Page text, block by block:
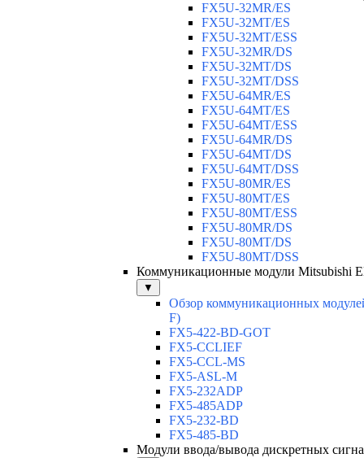
FX5U-32MR/ES
FX5U-32MT/ES
FX5U-32MT/ESS
FX5U-32MR/DS
FX5U-32MT/DS
FX5U-32MT/DSS
FX5U-64MR/ES
FX5U-64MT/ES
FX5U-64MT/ESS
FX5U-64MR/DS
FX5U-64MT/DS
FX5U-64MT/DSS
FX5U-80MR/ES
FX5U-80MT/ES
FX5U-80MT/ESS
FX5U-80MR/DS
FX5U-80MT/DS
FX5U-80MT/DSS
Коммуникационные модули Mitsubishi
▼
Обзор коммуникационных
F)
FX5-422-BD-GOT
FX5-CCLIEF
FX5-CCL-MS
FX5-ASL-M
FX5-232ADP
FX5-485ADP
FX5-232-BD
FX5-485-BD
Модули ввода/вывода дискретных